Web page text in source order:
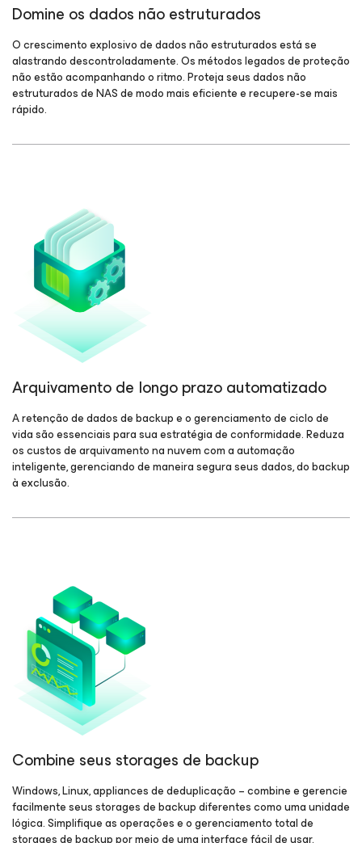
Domine os dados não estruturados
O crescimento explosivo de dados não estruturados está se
alastrando descontroladamente. Os métodos legados de proteção
não estão acompanhando o ritmo. Proteja seus dados não
estruturados de NAS de modo mais eficiente e recupere-se mais
rápido.
Arquivamento de longo prazo automatizado
A retenção de dados de backup e o gerenciamento de ciclo de
vida são essenciais para sua estratégia de conformidade. Reduza
os custos de arquivamento na nuvem com a automação
inteligente, gerenciando de maneira segura seus dados, do backup
à exclusão.
Combine seus storages de backup
Windows, Linux, appliances de deduplicação – combine e gerencie
facilmente seus storages de backup diferentes como uma unidade
lógica. Simplifique as operações e o gerenciamento total de
storages de backup por meio de uma interface fácil de usar.